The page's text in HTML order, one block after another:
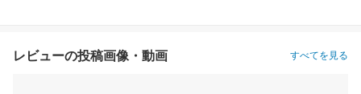
レビューの投稿画像・動画 すべてを見る